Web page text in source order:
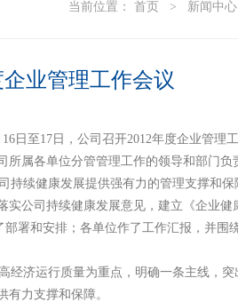
当前位置： 首页 > 新闻中心
业管理工作会议
日至17日，公司召开2012年度企业管理
属各单位分管管理工作的领导和部门负
续健康发展提供强有力的管理支撑和
公司持续健康发展意见，建立《企业健
署和安排；各单位作了工作汇报，并围
济运行质量为重点，明确一条主线，
力支撑和保障。